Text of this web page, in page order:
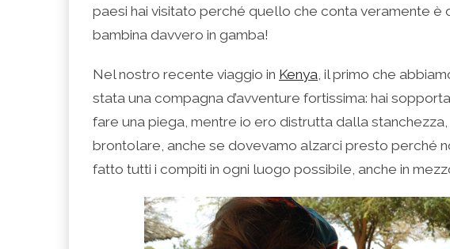
paesi hai visitato perché quello che conta veramente è
bambina davvero in gamba!
Nel nostro recente viaggio in Kenya , il primo che
stata una compagna d’avventure fortissima: hai
fare una piega, mentre io ero distrutta dalla
brontolare, anche se dovevamo alzarci presto perché
fatto tutti i compiti in ogni luogo possibile, anche in